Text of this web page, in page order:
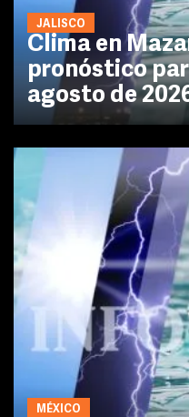
JALISCO
Clima en
pronóstico
agosto de
MÉXICO